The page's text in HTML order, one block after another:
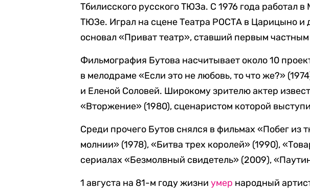
Тбилисского русского ТЮЗа. С 1976 года работал
ТЮЗе. Играл на сцене Театра РОСТА в Царицыно и
основал «Приват театр», ставший первым
Фильмография Бутова насчитывает около 10
в мелодраме «Если это не любовь, то что же?»
и Еленой Соловей. Широкому зрителю актер
«Вторжение» (1980), сценаристом которой
Среди прочего Бутов снялся в фильмах «Побег из
молнии» (1978), «Битва трех королей» (1990),
сериалах «Безмолвный свидетель» (2009),
1 августа на 81-м году жизниумер народный